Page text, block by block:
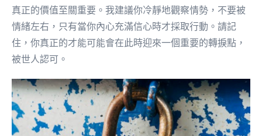
真正的價值至關重要。我建議你冷靜地觀察情勢，不要被
情緒左右，只有當你內心充滿信心時才採取行動。請記
住，你真正的才能可能會在此時迎來一個重要的轉捩點，
被世人認可。